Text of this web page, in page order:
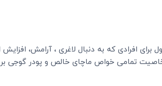
افرادی که به دنبال لاغری ، آرامش،
تمامی خواص ماچای خالص و پودر گوجی